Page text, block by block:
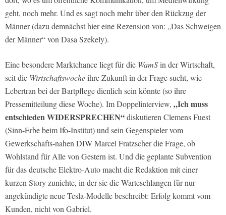
geht, noch mehr. Und es sagt noch mehr über den Rückzug der
Männer (dazu demnächst hier eine Rezension von: „Das Schweigen
der Männer“ von Dasa Szekely).
Eine besondere Marktchance liegt für die WamSin der Wirtschaft,
seit die Wirtschaftswocheihre Zukunft in der Frage sucht, wie
Lebertran bei der Bartpflege dienlich sein könnte (so ihre
Pressemitteilung diese Woche). Im Doppelinterview, „Ich muss
entschieden WIDERSPRECHEN“diskutieren Clemens Fuest
(Sinn-Erbe beim Ifo-Institut) und sein Gegenspieler vom
Gewerkschafts-nahen DIW Marcel Fratzscher die Frage, ob
Wohlstand für Alle von Gestern ist. Und die geplante Subvention
für das deutsche Elektro-Auto macht die Redaktion mit einer
kurzen Story zunichte, in der sie die Warteschlangen für nur
angekündigte neue Tesla-Modelle beschreibt: Erfolg kommt vom
Kunden, nicht von Gabriel.